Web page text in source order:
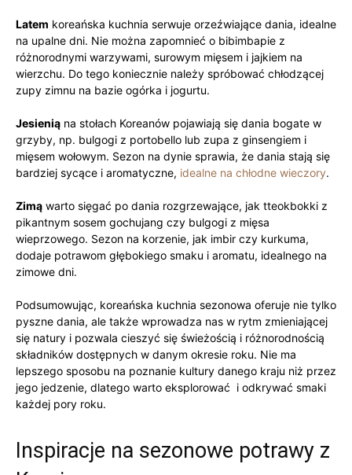
Latem ⁣koreańska⁣ kuchnia serwuje orzeźwiające dania, idealne
na ⁢upalne ⁣dni. Nie ‌można zapomnieć ⁢o bibimbapie z
⁢różnorodnymi warzywami, surowym mięsem i jajkiem na ​
wierzchu. Do tego koniecznie ⁤należy spróbować chłodzącej⁣
zupy⁣ zimnu ​na bazie ogórka​ i jogurtu.
Jesienią na stołach Koreanów pojawiają się dania bogate w
‌grzyby, ⁣np. bulgogi z portobello ‍lub ⁣zupa z ginsengiem i
mięsem wołowym. Sezon na dynie​ sprawia, że dania stają się
bardziej⁢ sycące i⁣ aromatyczne, ⁤ idealne na chłodne wieczory.
Zimą warto sięgać‍ po dania rozgrzewające,​ jak tteokbokki z
pikantnym sosem‌ gochujang czy ‌bulgogi z mięsa
wieprzowego. Sezon na korzenie, jak ⁣imbir czy kurkuma,
dodaje⁢ potrawom głębokiego smaku i aromatu, ⁣idealnego na
zimowe dni.
Podsumowując, koreańska kuchnia sezonowa ⁣oferuje nie tylko
​pyszne dania, ‌ale ​także wprowadza nas w rytm⁤ zmieniającej
się natury i ⁣pozwala cieszyć⁢ się świeżością i​ różnorodnością
składników dostępnych w danym okresie roku. Nie ma
lepszego sposobu na‍ poznanie kultury danego kraju niż przez
⁢jego jedzenie,‍ dlatego warto eksplorować ‍ i odkrywać smaki
każdej ‌pory roku.
Inspiracje⁤ na sezonowe‌ potrawy ‌z